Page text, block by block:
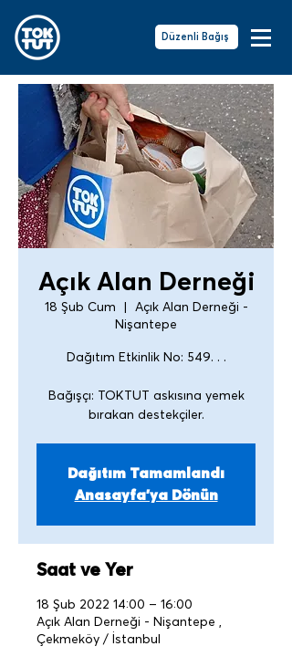
Düzenli Bağış
Açık Alan Derneği
18 Şub Cum
Açık Alan Derneği -
Nişantepe
Dağıtım Etkinlik No: 549. . .
Bağışçı: TOKTUT askısına yemek
Dağıtım Tamamlandı
Anasayfa'ya Dönün
Saat ve Yer
18 Şub 2022 14:00 – 16:00
Açık Alan Derneği - Nişantepe ,
Çekmeköy / İstanbul